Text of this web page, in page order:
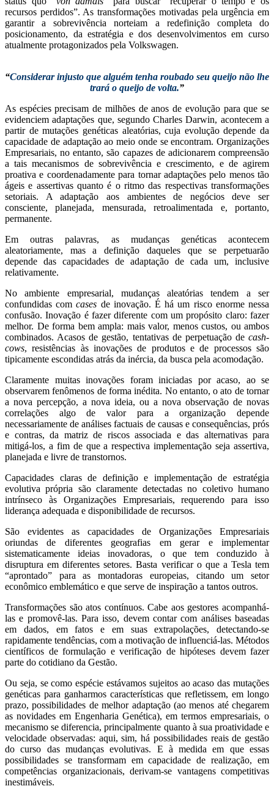
recursos perdidos”. As transformações motivadas pela urgência em
garantir a sobrevivência norteiam a redefinição completa do
posicionamento, da estratégia e dos desenvolvimentos em curso
atualmente protagonizados pela Volkswagen.
“Considerar injusto que alguém tenha roubado seu queijo não lhe
trará o queijo de volta.”
As espécies precisam de milhões de anos de evolução para que se
evidenciem adaptações que, segundo Charles Darwin, acontecem a
partir de mutações genéticas aleatórias, cuja evolução depende da
capacidade de adaptação ao meio onde se encontram. Organizações
Empresariais, no entanto, são capazes de adicionarem compreensão
a tais mecanismos de sobrevivência e crescimento, e de agirem
proativa e coordenadamente para tornar adaptações pelo menos tão
ágeis e assertivas quanto é o ritmo das respectivas transformações
setoriais. A adaptação aos ambientes de negócios deve ser
consciente, planejada, mensurada, retroalimentada e, portanto,
permanente.
Em outras palavras, as mudanças genéticas acontecem
aleatoriamente, mas a definição daqueles que se perpetuarão
depende das capacidades de adaptação de cada um, inclusive
relativamente.
No ambiente empresarial, mudanças aleatórias tendem a ser
confundidas comcases de inovação. É há um risco enorme nessa
confusão. Inovação é fazer diferente com um propósito claro: fazer
melhor. De forma bem ampla: mais valor, menos custos, ou ambos
combinados. Acasos de gestão, tentativas de perpetuação de cash-
cows, resistências às inovações de produtos e de processos são
tipicamente escondidas atrás da inércia, da busca pela acomodação.
Claramente muitas inovações foram iniciadas por acaso, ao se
observarem fenômenos de forma inédita. No entanto, o ato de tornar
a nova percepção, a nova ideia, ou a nova observação de novas
correlações algo de valor para a organização depende
necessariamente de análises factuais de causas e consequências, prós
e contras, da matriz de riscos associada e das alternativas para
mitigá-los, a fim de que a respectiva implementação seja assertiva,
planejada e livre de transtornos.
Capacidades claras de definição e implementação de estratégia
evolutiva própria são claramente detectadas no coletivo humano
intrínseco às Organizações Empresariais, requerendo para isso
liderança adequada e disponibilidade de recursos.
São evidentes as capacidades de Organizações Empresariais
oriundas de diferentes geografias em gerar e implementar
sistematicamente ideias inovadoras, o que tem conduzido à
disruptura em diferentes setores. Basta verificar o que a Tesla tem
“aprontado” para as montadoras europeias, citando um setor
econômico emblemático e que serve de inspiração a tantos outros.
Transformações são atos contínuos. Cabe aos gestores acompanhá-
las e promovê-las. Para isso, devem contar com análises baseadas
em dados, em fatos e em suas extrapolações, detectando-se
rapidamente tendências, com a motivação de influenciá-las. Métodos
científicos de formulação e verificação de hipóteses devem fazer
parte do cotidiano da Gestão.
Ou seja, se como espécie estávamos sujeitos ao acaso das mutações
genéticas para ganharmos características que refletissem, em longo
prazo, possibilidades de melhor adaptação (ao menos até chegarem
as novidades em Engenharia Genética), em termos empresariais, o
mecanismo se diferencia, principalmente quanto à sua proatividade e
velocidade observadas: aqui, sim, há possibilidades reais de gestão
do curso das mudanças evolutivas. E à medida em que essas
possibilidades se transformam em capacidade de realização, em
competências organizacionais, derivam-se vantagens competitivas
inestimáveis.